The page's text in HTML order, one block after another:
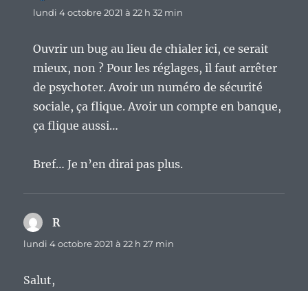
lundi 4 octobre 2021 à 22 h 32 min
Ouvrir un bug au lieu de chialer ici, ce serait
mieux, non ? Pour les réglages, il faut arrêter
de psychoter. Avoir un numéro de sécurité
sociale, ça flique. Avoir un compte en banque,
ça flique aussi…
Bref… Je n’en dirai pas plus.
R
lundi 4 octobre 2021 à 22 h 27 min
Salut,